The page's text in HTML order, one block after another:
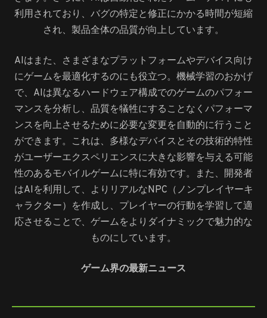
利用されており、バグの特定と修正にかかる時間が短縮
され、製品全体の品質が向上しています。
AIはまた、さまざまなプラットフォームやデバイス向け
にゲームを最適化するのにも役立つ。機械学習のおかげ
で、AIは異なるハードウェア構成でのゲームのパフォー
マンスを分析し、品質を犠牲にすることなくパフォーマ
ンスを向上させるために必要な変更を自動的に行うこと
ができます。これは、多様なデバイスとその技術的特性
がユーザーエクスペリエンスに大きな影響を与える可能
性のあるモバイルゲームに特に有効です。また、開発者
はAIを利用して、よりリアルなNPC（ノンプレイヤーキ
ャラクター）を作成し、プレイヤーの行動を学習して適
応させることで、ゲームをよりダイナミックで魅力的な
ものにしています。
ゲーム界の最新ニュース